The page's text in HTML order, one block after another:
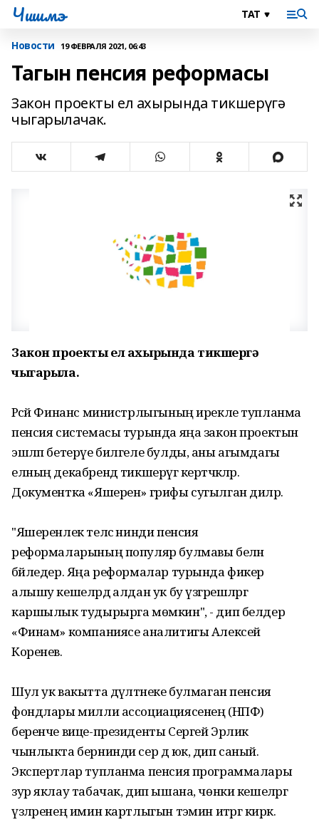
Чишмэ
Новости 19 ФЕВРАЛЯ 2021, 06:43
Тагын пенсия реформасы
Закон проекты ел ахырында тикшерүгә
чыгарылачак.
Закон проекты ел ахырында тикшерүгә
чыгарыла.
Рәсәй Финанс министрлыгының ирекле тупланма
пенсия системасы турында яңа закон проектын
эшләп бетерүе билгеле булды, аны агымдагы
елның декабрендә тикшерүгә кертәчәкләр.
Документка «Яшерен» грифы сугылган диләр.
"Яшеренлек теләсә нинди пенсия
реформаларының популяр булмавы белән
бәйледер. Яңа реформалар турында фикер
алышу кешеләрдә алдан ук бу үзгәрешләргә
каршылык тудырырга мөмкин", - дип белдерә
«Финам» компаниясе аналитигы Алексей
Коренев.
Шул ук вакытта дәүләтнеке булмаган пенсия
фондлары милли ассоциациясенең (НПФ)
беренче вице-президенты Сергей Эрлик
чынлыкта бернинди сер дә юк, дип саный.
Экспертлар тупланма пенсия программалары
зур яклау табачак, дип ышана, чөнки кешеләргә
үзләренең имин картлыгын тәэмин итәргә кирәк.